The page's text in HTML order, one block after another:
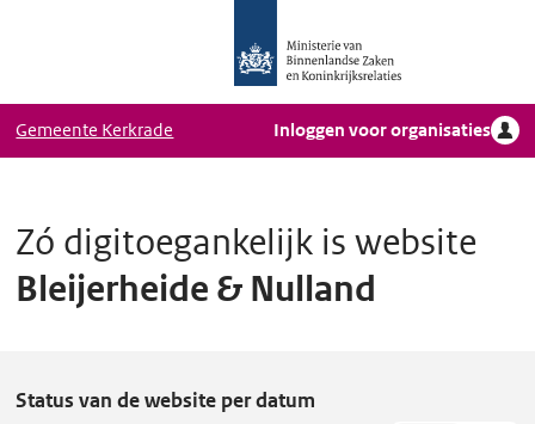
Ministerie
van
Binnenlandse
Zaken
en
Homepage
DigiToegankelijk
Gemeente Kerkrade Inloggen voor organisaties
Zó digitoegankelijk is website
Bleijerheide & Nulland
B
Status van de website per datum